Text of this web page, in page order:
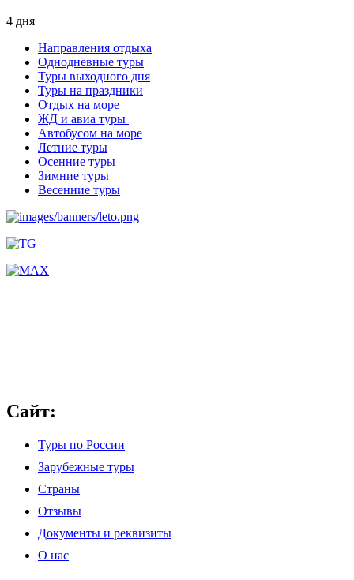
4 дня
Направления отдыха
Однодневные туры
Туры выходного дня
Туры на праздники
Отдых на море
ЖД и авиа туры
Автобусом на море
Летние туры
Осенние туры
Зимние туры
Весенние туры
Сайт:
Туры по России
Зарубежные туры
Страны
Отзывы
Документы и реквизиты
О нас